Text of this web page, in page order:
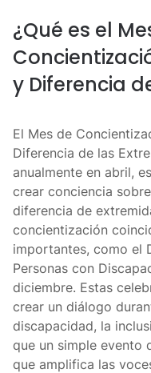
¿Qué es el
y Diferencia
El Mes de
Diferencia de las
anualmente en abril,
crear conciencia
diferencia de
concientización
importantes, como el
Personas con
diciembre. Estas
crear un diálogo
discapacidad, la
que un simple evento
que amplifica las